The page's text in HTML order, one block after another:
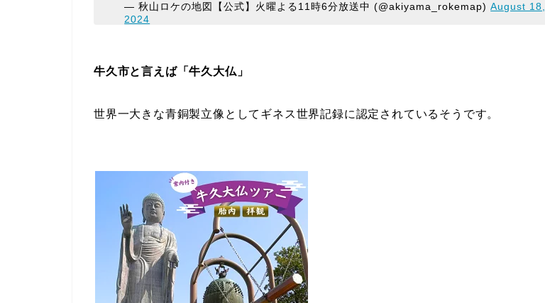
— 秋山ロケの地図【公式】火曜よる11時6分放送中 (@akiyama_rokemap)August 18,
2024
牛久市と言えば「牛久大仏」
世界一大きな青銅製立像としてギネス世界記録に認定されているそうです。